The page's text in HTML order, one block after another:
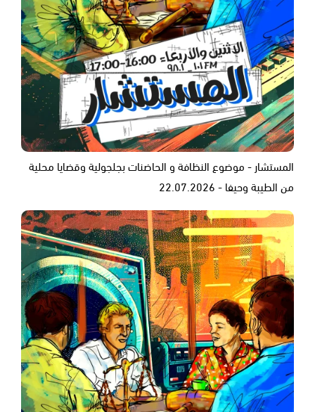
المستشار - موضوع النظافة و الحاضنات بجلجولية وقضايا محلية
من الطيبة وحيفا - 22.07.2026